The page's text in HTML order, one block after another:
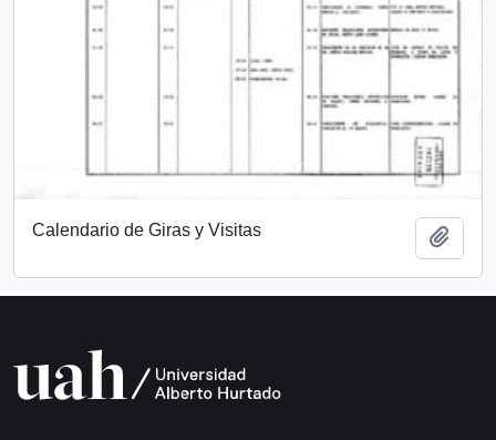
Calendario de Giras y Visitas